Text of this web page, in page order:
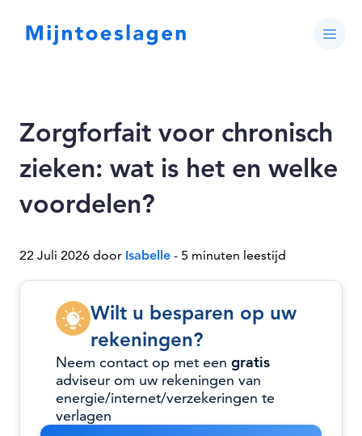
Zorgforfait voor chronisch
zieken: wat is het en welke
voordelen?
22 Juli 2026 door Isabelle - 5 minuten leestijd
Wilt u besparen op uw
rekeningen?
Neem contact op met een gratis
adviseur om uw rekeningen van
energie/internet/verzekeringen te
verlagen